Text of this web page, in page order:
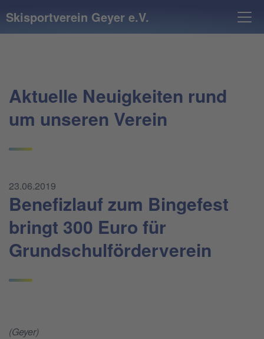
Skisportverein Geyer e.V.
Aktuelle Neuigkeiten rund
um unseren Verein
Benefizlauf zum Bingefest
bringt 300 Euro für
Grundschulförderverein
23.06.2019
(Geyer)